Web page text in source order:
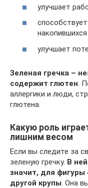
улучшает
улучшает
Зеленая гречка –
содержит глютен.
аллергики и люди,
глютена.
Какую роль
лишним весом
Если вы следите за
зеленую гречку. В
значит, для фигуры
другой крупы. Она